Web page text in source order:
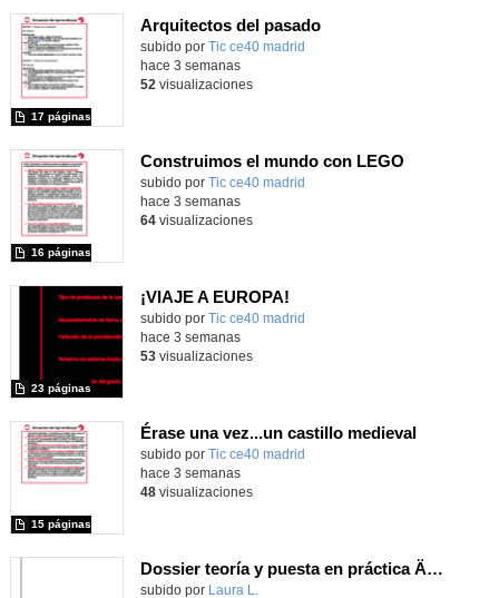
Arquitectos del pasado
subido por Tic ce40 madrid
17 páginas
hace 3 semanas
52 visualizaciones
Construimos el mundo con LEGO
subido por Tic ce40 madrid
16 páginas
hace 3 semanas
64visualizaciones
¡VIAJE A EUROPA!
subido por Tic ce40 madrid
23 páginas
hace 3 semanas
53visualizaciones
Érase una vez...un castillo medieval
subido por Tic ce40 madrid
15 páginas
hace 3 semanas
48visualizaciones
Dossier teoría y puesta en práctica Äprendizaje Basado en Juegos en Educación Infantil y Primaria
Contenido educativo.
subido por Laura L.